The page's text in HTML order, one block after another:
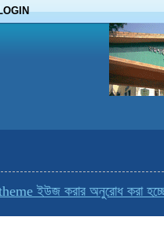
ইউজ করার অনুরোধ করা হচ্ছে